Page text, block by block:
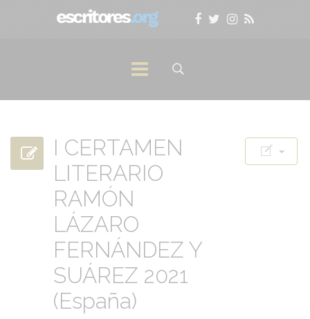
I CERTAMEN
LITERARIO
RAMÓN
LÁZARO
FERNÁNDEZ Y
SUÁREZ 2021
(España)